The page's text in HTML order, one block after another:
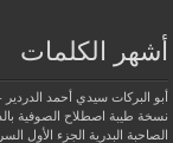
أشهر الكلمات
أبو البركات سيدي أحمد
نسخة طيبة اصطلاح الصوفية
الصاحبة البدرية
الجزء الأول